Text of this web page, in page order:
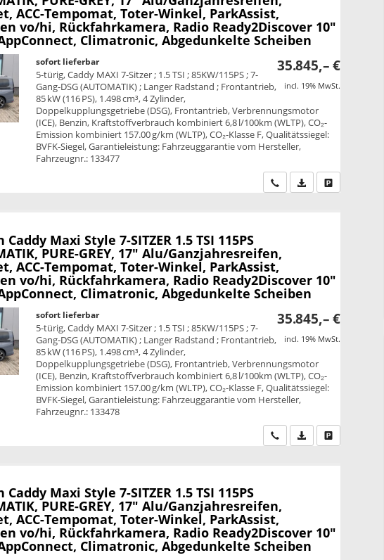
ACC-Tempomat, Toter-Winkel, ParkAssist,
vo/hi, Rückfahrkamera, Radio Ready2Discover 10"
Climatronic, Abgedunkelte Scheiben
35.845,– €
incl. 19% MwSt.
sofort lieferbar
5-türig, Caddy MAXI 7-Sitzer ; 1.5 TSI ; 85KW/115PS ; 7-
Gang-DSG (AUTOMATIK) ; Langer Radstand ; Frontantrieb,
85 kW (116 PS), 1.498 cm³, 4 Zylinder,
Doppelkupplungsgetriebe (DSG), Frontantrieb, Verbrennungsmotor
(ICE), Benzin, Kraftstoffverbrauch kombiniert 6,8 l/100km (WLTP), CO₂-
Emission kombiniert 157.00 g/km (WLTP), CO₂-Klasse F, Qualitätssiegel:
BVFK-Siegel, Garantieleistung: Fahrzeuggarantie vom Hersteller,
Fahrzeugnr.: 133477
Wir rufen Sie an
PDF-Datei,Drucken,
Caddy Maxi Style 7-SITZER 1.5 TSI 115PS
PURE-GREY, 17" Alu/Ganzjahresreifen,
ACC-Tempomat, Toter-Winkel, ParkAssist,
vo/hi, Rückfahrkamera, Radio Ready2Discover 10"
Climatronic, Abgedunkelte Scheiben
35.845,– €
incl. 19% MwSt.
sofort lieferbar
5-türig, Caddy MAXI 7-Sitzer ; 1.5 TSI ; 85KW/115PS ; 7-
Gang-DSG (AUTOMATIK) ; Langer Radstand ; Frontantrieb,
85 kW (116 PS), 1.498 cm³, 4 Zylinder,
Doppelkupplungsgetriebe (DSG), Frontantrieb, Verbrennungsmotor
(ICE), Benzin, Kraftstoffverbrauch kombiniert 6,8 l/100km (WLTP), CO₂-
Emission kombiniert 157.00 g/km (WLTP), CO₂-Klasse F, Qualitätssiegel:
BVFK-Siegel, Garantieleistung: Fahrzeuggarantie vom Hersteller,
Fahrzeugnr.: 133478
Wir rufen Sie an
PDF-Datei,Drucken,
Caddy Maxi Style 7-SITZER 1.5 TSI 115PS
PURE-GREY, 17" Alu/Ganzjahresreifen,
ACC-Tempomat, Toter-Winkel, ParkAssist,
vo/hi, Rückfahrkamera, Radio Ready2Discover 10"
Climatronic, Abgedunkelte Scheiben